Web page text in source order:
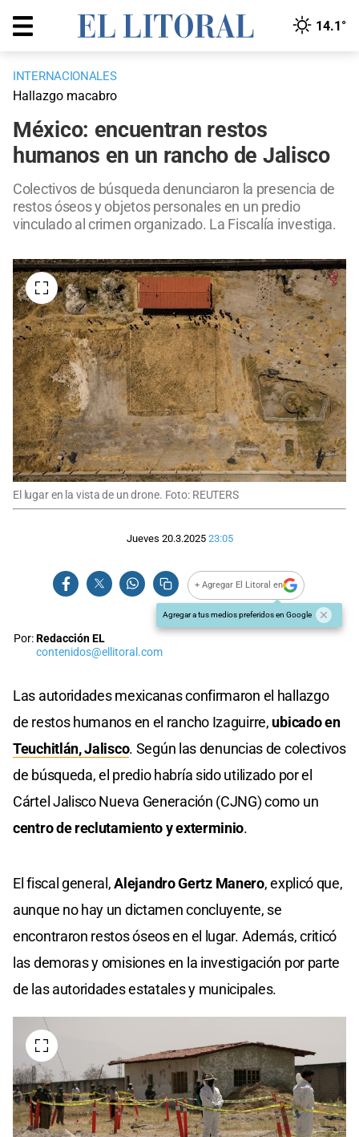
14.1°
INTERNACIONALES
Hallazgo macabro
México: encuentran restos
humanos en un rancho de Jalisco
Colectivos de búsqueda denunciaron la presencia de
restos óseos y objetos personales en un predio
vinculado al crimen organizado. La Fiscalía investiga.
El lugar en la vista de un drone. Foto: REUTERS
Jueves 20.3.2025 23:05
+ Agregar El Litoral en
Agregar a tus medios preferidos en Google
Por:Redacción EL
contenidos@ellitoral.com
Las autoridades mexicanas confirmaron el hallazgo
de restos humanos en el rancho Izaguirre, ubicado en
Teuchitlán, Jalisco. Según las denuncias de colectivos
de búsqueda, el predio habría sido utilizado por el
Cártel Jalisco Nueva Generación (CJNG) como un
centro de reclutamiento y exterminio.
El fiscal general,Alejandro Gertz Manero, explicó que,
aunque no hay un dictamen concluyente, se
encontraron restos óseos en el lugar. Además, criticó
las demoras y omisiones en la investigación por parte
de las autoridades estatales y municipales.